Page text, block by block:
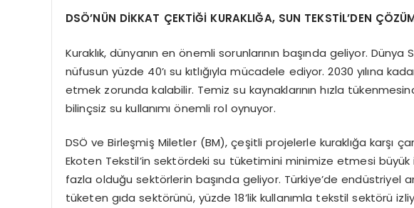
DSÖ’NÜN DİKKAT ÇEKTİĞİ KURAKLIĞA, SUN TEKSTİL’DEN
Kuraklık, dünyanın en önemli sorunlarının başında geliyor.
nüfusun yüzde 40’ı su kıtlığıyla mücadele ediyor. 2030 yılına
etmek zorunda kalabilir. Temiz su kaynaklarının hızla
bilinçsiz su kullanımı önemli rol oynuyor.
DSÖ ve Birleşmiş Miletler (BM), çeşitli projelerle kuraklığa karşı
Ekoten Tekstil’in sektördeki su tüketimini minimize etmesi
fazla olduğu sektörlerin başında geliyor. Türkiye’de endüstriyel
tüketen gıda sektörünü, yüzde 18’lik kullanımla tekstil sektörü